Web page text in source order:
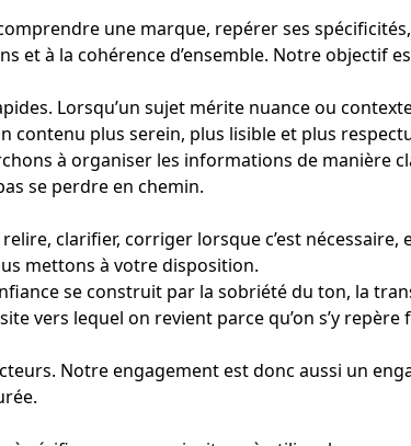
une marque, repérer ses
à la cohérence d’ensemble. Notre objectif
Lorsqu’un sujet mérite nuance ou
plus serein, plus lisible et plus
à organiser les informations de manière
se perdre en chemin.
clarifier, corriger lorsque c’est
mettons à votre disposition.
se construit par la sobriété du ton, la
vers lequel on revient parce qu’on s’y repère
Notre engagement est donc aussi un